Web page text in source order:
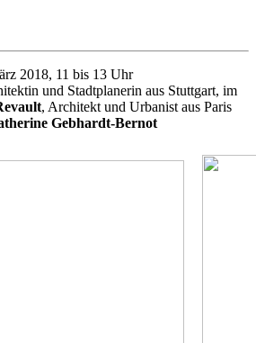
2018, 11 bis 13 Uhr
und Stadtplanerin aus Stuttgart, im
, Architekt und Urbanist aus Paris
Gebhardt-Bernot